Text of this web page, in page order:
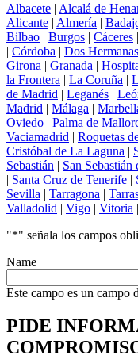
Albacete | Alcalá de
Alicante | Almería |
Bilbao | Burgos | Cáceres |
| Córdoba | Dos Hermanas
Girona | Granada |
la Frontera | La Coruña |
de Madrid | Leganés |
Madrid | Málaga |
Oviedo | Palma de
Vaciamadrid | Roquetas
Cristóbal de La Laguna |
Sebastián | San Sebastián
| Santa Cruz de Tenerife |
Sevilla | Tarragona |
Valladolid | Vigo | Vitoria |
"*" señala los campos
Name
Este campo es un campo
PIDE